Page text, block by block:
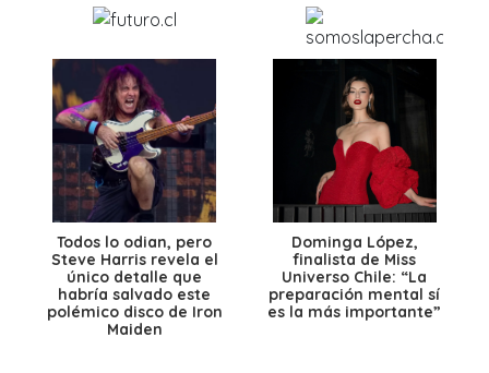
Todos lo odian, pero
Steve Harris revela el
único detalle que
habría salvado este
polémico disco de Iron
Maiden
Dominga López,
finalista de Miss
Universo Chile: “La
preparación mental sí
es la más importante”